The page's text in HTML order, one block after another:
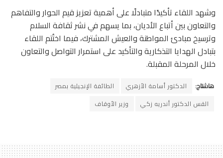
وشهد اللقاء تأكيدًا متبادلًا على أهمية تعزيز قيم الحوار والتفاهم
والتعاون بين أتباع الأديان، بما يسهم في نشر ثقافة السلام
وترسيخ مبادئ المواطنة والعيش المشترك، فيما اختُتم اللقاء
بتبادل الهدايا التذكارية والتأكيد على استمرار التواصل والتعاون
خلال المرحلة المقبلة.
هاشتاج: الدكتور أسامة الأزهري
الطائفة الإنجيلية بمصر
القس الدكتور أندريه زكي
وزير الأوقاف